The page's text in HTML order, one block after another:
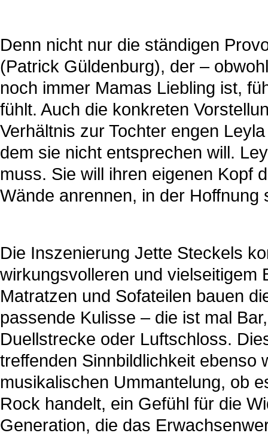
Denn nicht nur die ständigen
(Patrick Güldenburg), der –
noch immer Mamas Liebling ist,
fühlt. Auch die konkreten
Verhältnis zur Tochter engen
dem sie nicht entsprechen will.
muss. Sie will ihren eigenen Kopf
Wände anrennen, in der
Die Inszenierung Jette Steckels
wirkungsvolleren und vielseitigem
Matratzen und Sofateilen bauen
passende Kulisse – die ist mal
Duellstrecke oder Luftschloss.
treffenden Sinnbildlichkeit ebenso
musikalischen Ummantelung, ob
Rock handelt, ein Gefühl für die
Generation, die das